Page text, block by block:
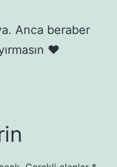
Anca beraber
♥️